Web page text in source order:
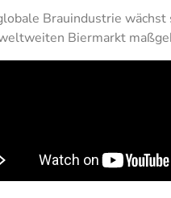
Brauindustrie wächst
Biermarkt